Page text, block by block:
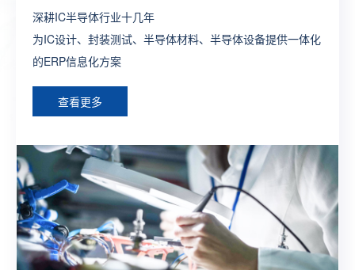
深耕IC半导体行业十几年
为IC设计、封装测试、半导体材料、半导体设备提供一体化
的ERP信息化方案
查看更多
制造行业全供应链ERP流程方案
构建完整的大供应链管理体系，提供各个层面个性化，行业
化的ERP定制方案
查看更多
打造生产全程一体化全业务链SAP解决方案
为制造型企业构建数字化工厂整体型ERP系统方案
一款端到端闭环式的新零售一体化SAP解决方案
整合线上线下建立多渠道触达式消费体系，构建智慧型零售
综合型ERP方案
查看更多
为外贸企业提供管理及运营一体化的ERP深度解决方案，让
外贸企业通过精细化管理实现效率最大化